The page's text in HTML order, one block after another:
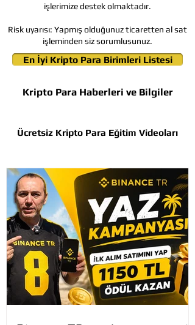
Ücretsiz Kripto Para Eğitim Videoları
Kripto Para Haberleri ve Bilgiler
En İyi Kripto Para Birimleri Listesi
işlerimize destek olmaktadır.
Risk uyarısı: Yapmış olduğunuz ticaretten al sat
işleminden siz sorumlusunuz.